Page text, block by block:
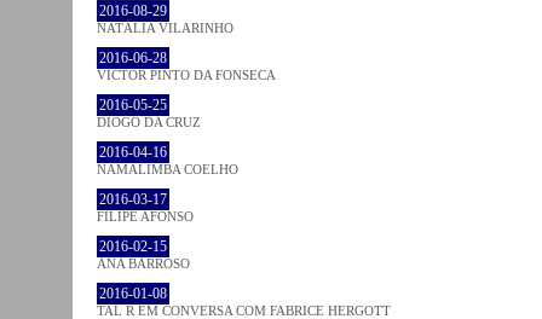
2016-08-29
NATÁLIA VILARINHO
2016-06-28
VICTOR PINTO DA FONSECA
2016-05-25
DIOGO DA CRUZ
2016-04-16
NAMALIMBA COELHO
2016-03-17
FILIPE AFONSO
2016-02-15
ANA BARROSO
2016-01-08
TAL R EM CONVERSA COM FABRICE HERGOTT